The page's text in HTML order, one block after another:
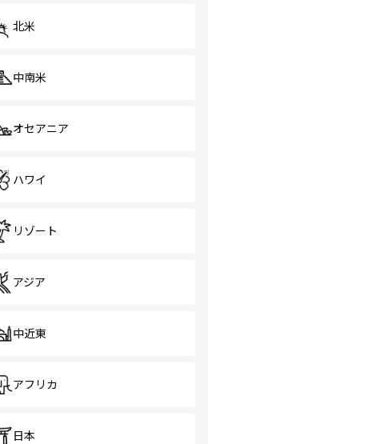
北米
中南米
オセアニア
ハワイ
リゾート
アジア
中近東
アフリカ
日本